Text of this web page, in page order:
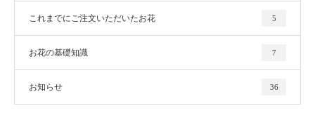
これまでにご注文いただいたお花 5
お花の基礎知識 7
お知らせ 36